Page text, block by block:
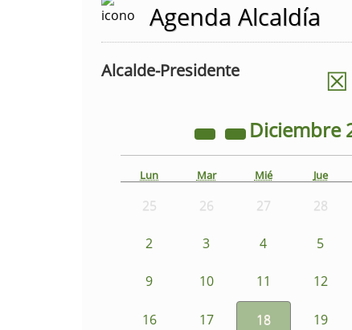
Agenda Alcaldía
Alcalde-Presidente ☒
Diciembre
Lun Mar Mié Jue
25 26 27 28
2 3 4 5
9 10 11 12
16 17 18 19